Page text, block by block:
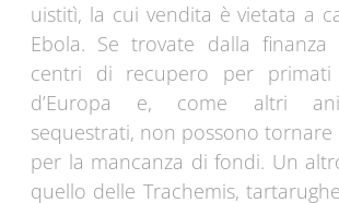
uistitì, la cui vendita è vietata a
Ebola. Se trovate dalla finanza
centri di recupero per
d’Europa e, come altri
sequestrati, non possono tornare
per la mancanza di fondi. Un
quello delle Trachemis,